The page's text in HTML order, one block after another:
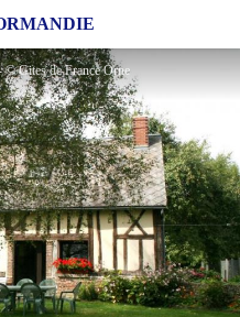
© Gites de France Orne